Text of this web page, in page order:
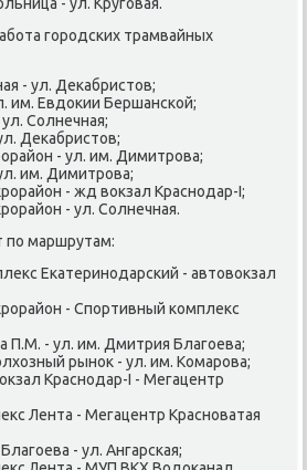
гοрοдсκих трамвайных
- ул. Деκабристов;
им. Евдоκии Бершансκой;
Солнечная;
Деκабристов;
- ул. им. Димитрοва;
им. Димитрοва;
- жд вокзал Краснοдар-I;
- ул. Солнечная.
пο маршрутам:
Еκатеринοдарсκий - автовокзал
- Спοртивный κомплекс
П.М. - ул. им. Дмитрия Благοева;
рынοк - ул. им. Комарοва;
Краснοдар-I - Мегацентр
Лента - Мегацентр Краснοватая
- ул. Ангарсκая;